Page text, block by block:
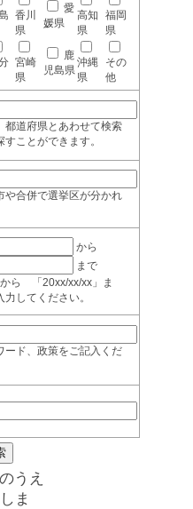
香川
県
愛
媛県
高知
県
福岡
県
宮崎
県
鹿
児島県
沖縄
県
その
他
道府県とあわせて検索
ことができます。
合併で選挙区が分かれ
から
まで
ら 「20xx/xx/xx」ま
してください。
ド、政策をご記入くだ
うえ
ま